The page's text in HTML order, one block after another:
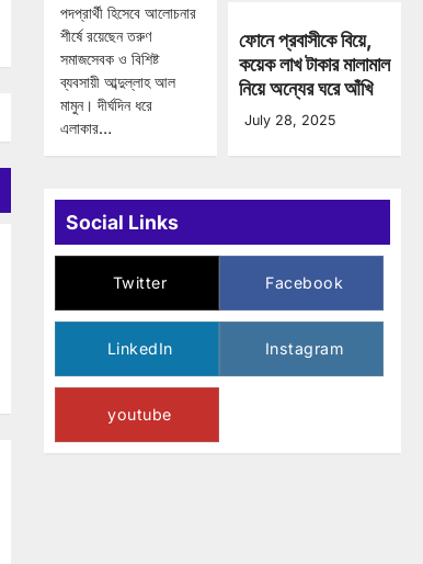
পদপ্রার্থী হিসেবে আলোচনার
শীর্ষে রয়েছেন তরুণ
সমাজসেবক ও বিশিষ্ট
ব্যবসায়ী আব্দুল্লাহ আল
মামুন। দীর্ঘদিন ধরে
এলাকার…
ফোনে প্রবাসীকে বিয়ে,
কয়েক লাখ টাকার মালামাল
নিয়ে অন্যের ঘরে আঁখি
July 28, 2025
Social Links
Twitter Facebook
LinkedIn Instagram
youtube